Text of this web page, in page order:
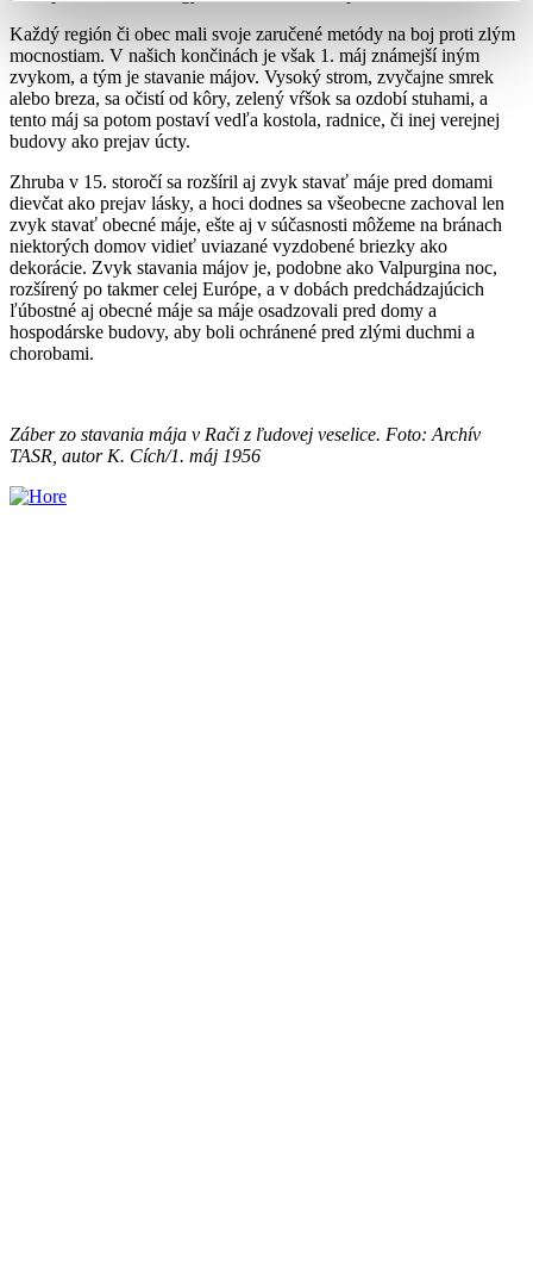
Každý región či obec mali svoje zaručené metódy na boj proti zlým
mocnostiam. V našich končinách je však 1. máj známejší iným
zvykom, a tým je stavanie májov. Vysoký strom, zvyčajne smrek
alebo breza, sa očistí od kôry, zelený vŕšok sa ozdobí stuhami, a
tento máj sa potom postaví vedľa kostola, radnice, či inej verejnej
budovy ako prejav úcty.
Zhruba v 15. storočí sa rozšíril aj zvyk stavať máje pred domami
dievčat ako prejav lásky, a hoci dodnes sa všeobecne zachoval len
zvyk stavať obecné máje, ešte aj v súčasnosti môžeme na bránach
niektorých domov vidieť uviazané vyzdobené briezky ako
dekorácie. Zvyk stavania májov je, podobne ako Valpurgina noc,
rozšírený po takmer celej Európe, a v dobách predchádzajúcich
ľúbostné aj obecné máje sa máje osadzovali pred domy a
hospodárske budovy, aby boli ochránené pred zlými duchmi a
chorobami.
Záber zo stavania mája v Rači z ľudovej veselice. Foto: Archív
TASR, autor K. Cích/1. máj 1956